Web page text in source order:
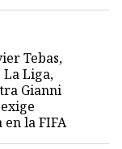
Tebas,
Liga,
Gianni
la FIFA